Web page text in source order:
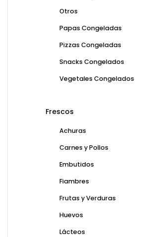
Otros
Papas Congeladas
Pizzas Congeladas
Snacks Congelados
Vegetales Congelados
Frescos
Achuras
Carnes y Pollos
Embutidos
Fiambres
Frutas y Verduras
Huevos
Lácteos